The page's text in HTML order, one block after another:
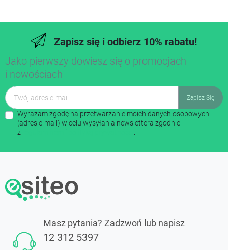
Zapisz się i odbierz 10% rabatu!
Jako pierwszy dowiesz się o promocjach
i nowościach
Wyrażam zgodę na przetwarzanie moich danych osobowych
(adres e-mail) w celu wysyłania newslettera zgodnie
z
i
Masz pytania? Zadzwoń lub napisz
12 312 5397